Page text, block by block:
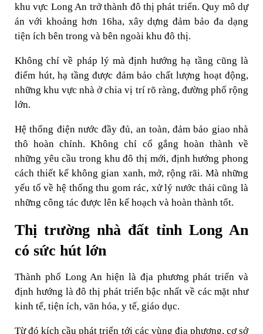
khu vực Long An trở thành đô thị phát triển. Quy mô dự
án với khoảng hơn 16ha, xây dựng đảm bảo đa dạng
tiện ích bên trong và bên ngoài khu đô thị.
Không chỉ về pháp lý mà định hướng hạ tầng cũng là
điểm hút, hạ tầng được đảm bảo chất lượng hoạt động,
những khu vực nhà ở chia vị trí rõ ràng, đường phố rộng
lớn.
Hệ thống điện nước đầy đủ, an toàn, đảm bảo giao nhà
thô hoàn chỉnh. Không chỉ cố gắng hoàn thành về
những yêu cầu trong khu đô thị mới, định hướng phong
cách thiết kế không gian xanh, mở, rộng rãi. Mà những
yếu tố về hệ thống thu gom rác, xử lý nước thải cũng là
những công tác được lên kế hoạch và hoàn thành tốt.
Thị trường nhà đất tỉnh Long An
có sức hút lớn
Thành phố Long An hiện là địa phương phát triển và
định hướng là đô thị phát triển bậc nhất về các mặt như
kinh tế, tiện ích, văn hóa, y tế, giáo dục.
Từ đó kích cầu phát triển tới các vùng địa phương, cơ sở